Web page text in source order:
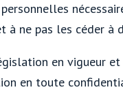
à ne pas les céder à
en vigueur
en toute